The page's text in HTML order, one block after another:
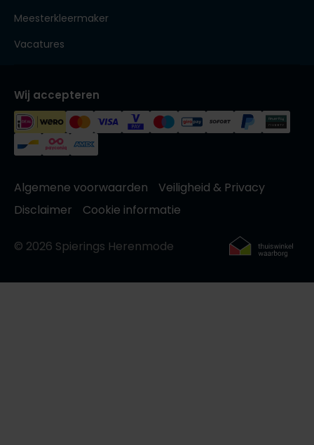
Meesterkleermaker
Vacatures
Wij accepteren
Algemene voorwaarden
Veiligheid & Privacy
Disclaimer
Cookie informatie
© 2026 Spierings Herenmode